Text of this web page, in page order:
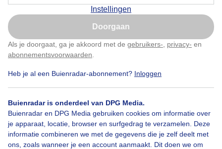
Instellingen
Doorgaan
Als je doorgaat, ga je akkoord met de gebruikers- privacy- en
abonnementsvoorwaarden
Heb je al een Buienradar-abonnement? Inloggen
Buienradar is onderdeel van DPG Media.
Buienradar en DPG Media gebruiken cookies om informatie over
je apparaat, locatie, browser en surfgedrag te verzamelen. Deze
informatie combineren we met de gegevens die je zelf deelt met
ons, zoals wanneer je een account aanmaakt. Dit doen we om
Door: Jos Hendriks Gemaakt: 16-11-2025, 139x bekeken
Sinterklaas Herfst
Nu niet, misschien later
Klik hierom dit aan te passen